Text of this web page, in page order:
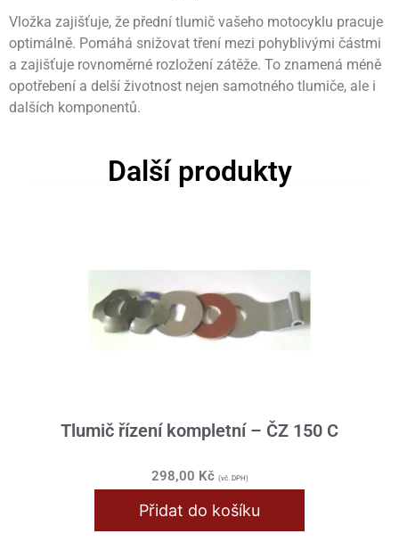
Vložka zajišťuje, že přední tlumič vašeho motocyklu pracuje
optimálně. Pomáhá snižovat tření mezi pohyblivými částmi
a zajišťuje rovnoměrné rozložení zátěže. To znamená méně
opotřebení a delší životnost nejen samotného tlumiče, ale i
dalších komponentů.
Další produkty
Tlumič řízení kompletní – ČZ 150 C
298,00 Kč (vč. DPH)
Přidat do košíku